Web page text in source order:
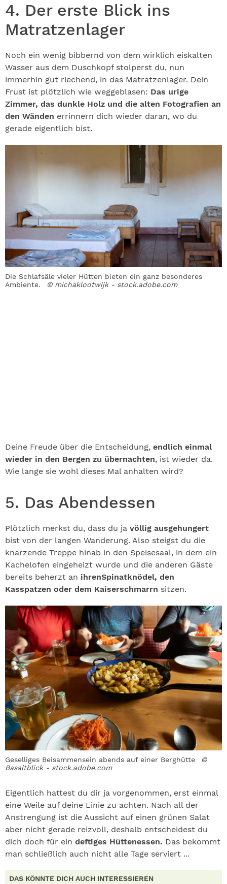
4. Der erste Blick ins
Matratzenlager
Noch ein wenig bibbernd von dem wirklich eiskalten
Wasser aus dem Duschkopf stolperst du, nun
immerhin gut riechend, in das Matratzenlager. Dein
Frust ist plötzlich wie weggeblasen: Das urige
Zimmer, das dunkle Holz und die alten Fotografien an
den Wänden errinnern dich wieder daran, wo du
gerade eigentlich bist.
Die Schlafsäle vieler Hütten bieten ein ganz besonderes
Ambiente.
© michaklootwijk - stock.adobe.com
Deine Freude über die Entscheidung, endlich einmal
wieder in den Bergen zu übernachten, ist wieder da.
Wie lange sie wohl dieses Mal anhalten wird?
5. Das Abendessen
Plötzlich merkst du, dass du ja völlig ausgehungert
bist von der langen Wanderung. Also steigst du die
knarzende Treppe hinab in den Speisesaal, in dem ein
Kachelofen eingeheizt wurde und die anderen Gäste
bereits beherzt an ihrenSpinatknödel, den
Kasspatzen oder dem Kaiserschmarrn sitzen.
Geselliges Beisammensein abends auf einer Berghütte
©
Basaltblick - stock.adobe.com
Eigentlich hattest du dir ja vorgenommen, erst einmal
eine Weile auf deine Linie zu achten. Nach all der
Anstrengung ist die Aussicht auf einen grünen Salat
aber nicht gerade reizvoll, deshalb entscheidest du
dich doch für ein deftiges Hüttenessen. Das bekommt
man schließlich auch nicht alle Tage serviert ...
DAS KÖNNTE DICH AUCH INTERESSIEREN